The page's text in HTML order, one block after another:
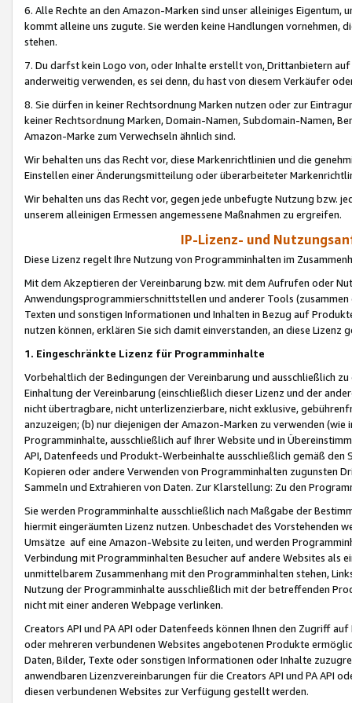
6. Alle Rechte an den Amazon-Marken sind unser alleiniges
kommt alleine uns zugute. Sie werden keine Handlungen vornehmen,
stehen.
7. Du darfst kein Logo von, oder Inhalte erstellt von,Drittanbietern auf
anderweitig verwenden, es sei denn, du hast von diesem Verkäufer
8. Sie dürfen in keiner Rechtsordnung Marken nutzen oder zur
keiner Rechtsordnung Marken, Domain-Namen, Subdomain-Namen,
Amazon-Marke zum Verwechseln ähnlich sind.
Wir behalten uns das Recht vor, diese Markenrichtlinien und die
Einstellen einer Änderungsmitteilung oder überarbeiteter
Wir behalten uns das Recht vor, gegen jede unbefugte Nutzung bzw.
unserem alleinigen Ermessen angemessene Maßnahmen zu ergreifen.
IP-Lizenz- und
Diese Lizenz regelt Ihre Nutzung von Programminhalten im
Mit dem Akzeptieren der Vereinbarung bzw. mit dem Aufrufen oder
Anwendungsprogrammierschnittstellen und anderer Tools (zusammen
Texten und sonstigen Informationen und Inhalten in Bezug auf
nutzen können, erklären Sie sich damit einverstanden, an diese Lizenz
1. Eingeschränkte Lizenz für Programminhalte
Vorbehaltlich der Bedingungen der Vereinbarung und ausschließlich
Einhaltung der Vereinbarung (einschließlich dieser Lizenz und der
nicht übertragbare, nicht unterlizenzierbare, nicht exklusive,
anzuzeigen; (b) nur diejenigen der Amazon-Marken zu verwenden
Programminhalte, ausschließlich auf Ihrer Website und in
API, Datenfeeds und Produkt-Werbeinhalte ausschließlich gemäß
Kopieren oder andere Verwenden von Programminhalten zugunsten
Sammeln und Extrahieren von Daten. Zur Klarstellung: Zu den
Sie werden Programminhalte ausschließlich nach Maßgabe der
hiermit eingeräumten Lizenz nutzen. Unbeschadet des Vorstehenden
Umsätze auf eine Amazon-Website zu leiten, und werden
Verbindung mit Programminhalten Besucher auf andere Websites als
unmittelbarem Zusammenhang mit den Programminhalten stehen,
Nutzung der Programminhalte ausschließlich mit der betreffenden
nicht mit einer anderen Webpage verlinken.
Creators API und PA API oder Datenfeeds können Ihnen den Zugriff
oder mehreren verbundenen Websites angebotenen Produkte
Daten, Bilder, Texte oder sonstigen Informationen oder Inhalte
anwendbaren Lizenzvereinbarungen für die Creators API und PA API
diesen verbundenen Websites zur Verfügung gestellt werden.